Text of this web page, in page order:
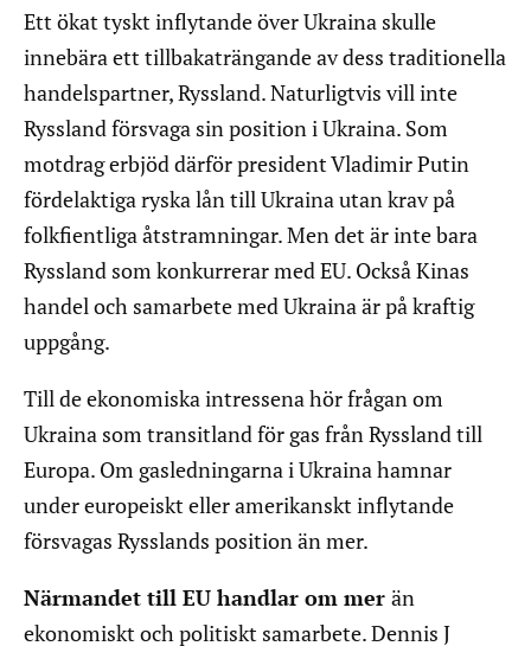
Ett ökat tyskt inflytande över Ukraina skulle
innebära ett tillbakaträngande av dess traditionella
handelspartner, Ryssland. Naturligtvis vill inte
Ryssland försvaga sin position i Ukraina. Som
motdrag erbjöd därför president Vladimir Putin
fördelaktiga ryska lån till Ukraina utan krav på
folkfientliga åtstramningar. Men det är inte bara
Ryssland som konkurrerar med EU. Också Kinas
handel och samarbete med Ukraina är på kraftig
uppgång.
Till de ekonomiska intressena hör frågan om
Ukraina som transitland för gas från Ryssland till
Europa. Om gasledningarna i Ukraina hamnar
under europeiskt eller amerikanskt inflytande
försvagas Rysslands position än mer.
Närmandet till EU handlar om mer än
ekonomiskt och politiskt samarbete. Dennis J